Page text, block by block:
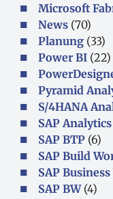
Microsoft
News (70)
Planung (33)
Power BI (22)
Pyramid
S/4HANA
SAP
SAP BTP (6)
SAP Build
SAP
SAP BW(4)